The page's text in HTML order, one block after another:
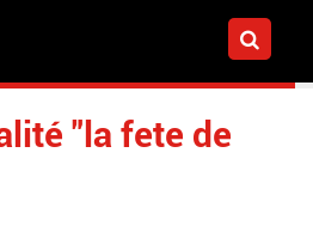
"la fete de